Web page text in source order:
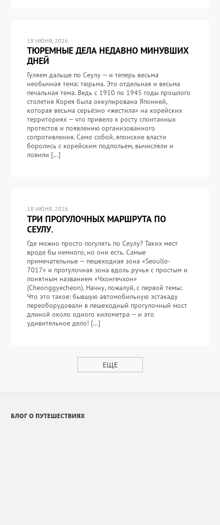
19 ИЮНЯ, 2026
ТЮРЕМНЫЕ ДЕЛА НЕДАВНО МИНУВШИХ
ДНЕЙ
Гуляем дальше по Сеулу — и теперь весьма
необычная тема: тюрьма. Это отдельная и весьма
печальная тема. Ведь с 1910 по 1945 годы прошлого
столетия Корея была оккупирована Японией,
которая весьма серьёзно «жестила» на корейских
территориях — что привело к росту спонтанных
протестов и появлению организованного
сопротивления. Само собой, японские власти
боролись с корейским подпольем, вычисляли и
ловили […]
18 ИЮНЯ, 2026
ТРИ ПРОГУЛОЧНЫХ МАРШРУТА ПО
СЕУЛУ.
Где можно просто погулять по Сеулу? Таких мест
вроде бы немного, но они есть. Самые
примечательные — пешеходная зона «Seoullo-
7017» и прогулочная зона вдоль ручья с простым и
понятным названием «Чхонгечхон»
(Cheonggyecheon). Начну, пожалуй, с первой темы:
Что это такое: бывшую автомобильную эстакаду
переоборудовали в пешеходный прогулочный мост
длиной около одного километра — и это
удивительное дело! […]
ЕЩЕ
БЛОГ О ПУТЕШЕСТВИЯХ